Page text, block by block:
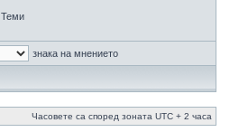
Теми
знака на мнението
Часовете са според зоната UTC + 2 часа